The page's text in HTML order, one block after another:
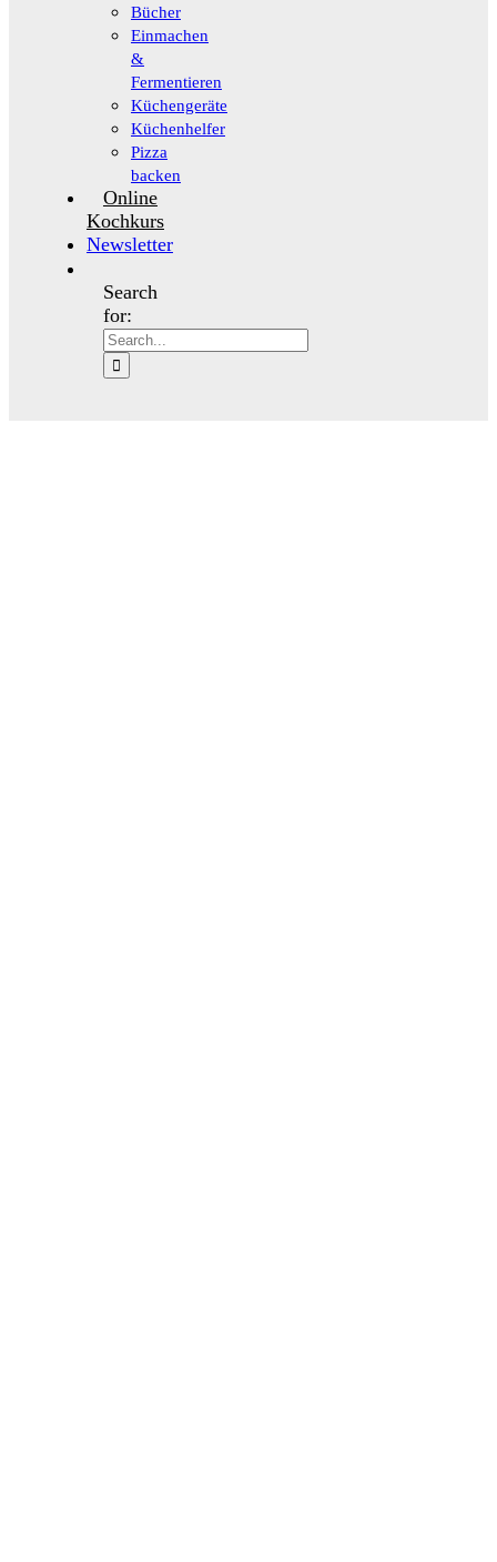
Bücher
Einmachen
&
Fermentieren
Küchengeräte
Küchenhelfer
Pizza
backen
Online
Kochkurs
Newsletter
Search
for: